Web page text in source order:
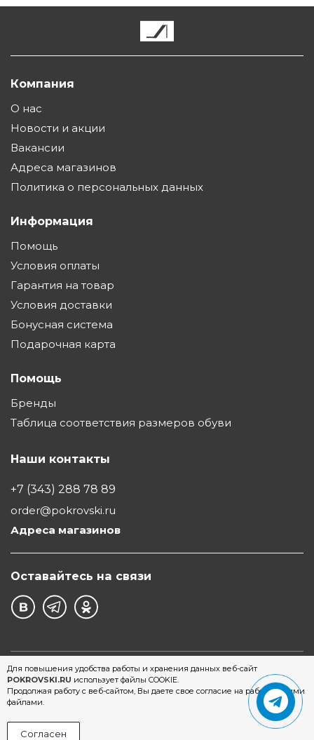
Для повышения удобства работы и хранения данных веб-сайт
POKROVSKI.RU использует файлы COOKIE.
Продолжая работу с веб-сайтом, Вы даете свое согласие на работу с этими
файлами.
Согласен
Компания
О нас
Новости и акции
Вакансии
Адреса магазинов
Политика о персональных данных
Информация
Помощь
Условия оплаты
Гарантия на товар
Условия доставки
Бонусная система
Подарочная карта
Помощь
Бренды
Таблица соответствия размеров обуви
Наши контакты
+7 (343) 288 78 89
order@pokrovski.ru
Адреса магазинов
Оставайтесь на связи
©1997 - 2026 Обувной Дом "Покровский" - сеть
магазинов обуви в Екатеринбурге